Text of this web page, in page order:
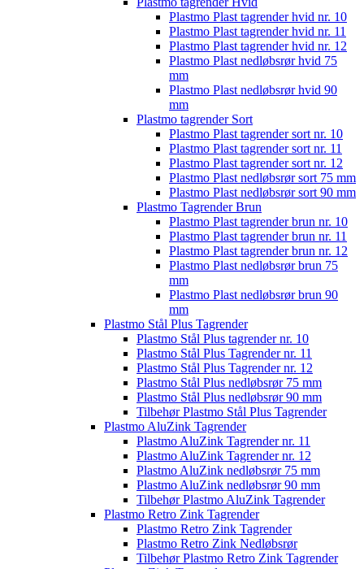
Plastmo Plast tagrender hvid nr. 10
Plastmo Plast tagrender hvid nr. 11
Plastmo Plast tagrender hvid nr. 12
Plastmo Plast nedløbsrør hvid 75
mm
Plastmo Plast nedløbsrør hvid 90
mm
Plastmo tagrender Sort
Plastmo Plast tagrender sort nr. 10
Plastmo Plast tagrender sort nr. 11
Plastmo Plast tagrender sort nr. 12
Plastmo Plast nedløbsrør sort 75 mm
Plastmo Plast nedløbsrør sort 90 mm
Plastmo Tagrender Brun
Plastmo Plast tagrender brun nr. 10
Plastmo Plast tagrender brun nr. 11
Plastmo Plast tagrender brun nr. 12
Plastmo Plast nedløbsrør brun 75
mm
Plastmo Plast nedløbsrør brun 90
mm
Plastmo Stål Plus Tagrender
Plastmo Stål Plus tagrender nr. 10
Plastmo Stål Plus Tagrender nr. 11
Plastmo Stål Plus Tagrender nr. 12
Plastmo Stål Plus nedløbsrør 75 mm
Plastmo Stål Plus nedløbsrør 90 mm
Tilbehør Plastmo Stål Plus Tagrender
Plastmo AluZink Tagrender
Plastmo AluZink Tagrender nr. 11
Plastmo AluZink Tagrender nr. 12
Plastmo AluZink nedløbsrør 75 mm
Plastmo AluZink nedløbsrør 90 mm
Tilbehør Plastmo AluZink Tagrender
Plastmo Retro Zink Tagrender
Plastmo Retro Zink Tagrender
Plastmo Retro Zink Nedløbsrør
Tilbehør Plastmo Retro Zink Tagrender